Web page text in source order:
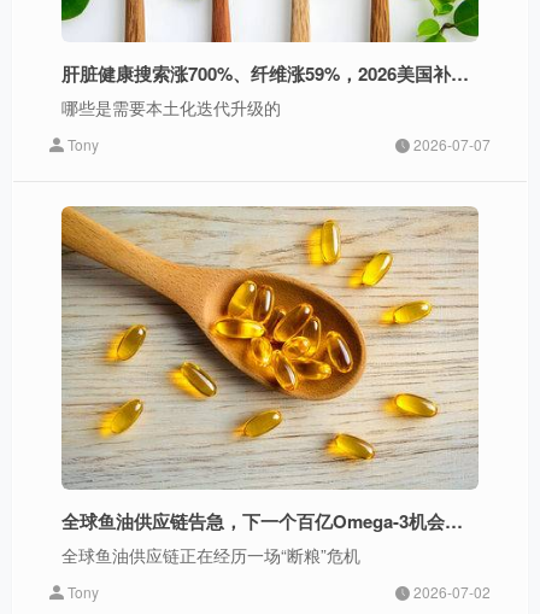
肝脏健康搜索涨700%、纤维涨59%，2026美国补充剂5大趋势解读
哪些是需要本土化迭代升级的
Tony 2026-07-07
全球鱼油供应链告急，下一个百亿Omega-3机会在哪里？
全球鱼油供应链正在经历一场“断粮”危机
Tony 2026-07-02